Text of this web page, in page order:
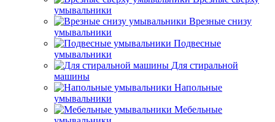
умывальники
Врезные снизу
умывальники
Подвесные
умывальники
Для стиральной
машины
Напольные
умывальники
Мебельные